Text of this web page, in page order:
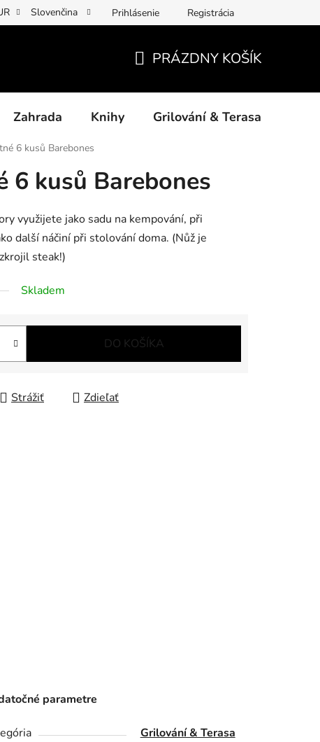
osobních údajů Povinné informace a odkazy ÚKZÚZ
Slovenčina Prihlásenie Registrácia
KOŠÍK
PRÁZDNY KOŠÍK
Zahrada Knihy Grilování & Terasa
6 kusů Barebones
6 kusů Barebones
využijete jako sadu na kempování, při
další náčiní při stolování doma. (Nůž je
steak!)
Skladem
DO KOŠÍKA
Strážiť Zdieľať
parametre
Grilování & Terasa